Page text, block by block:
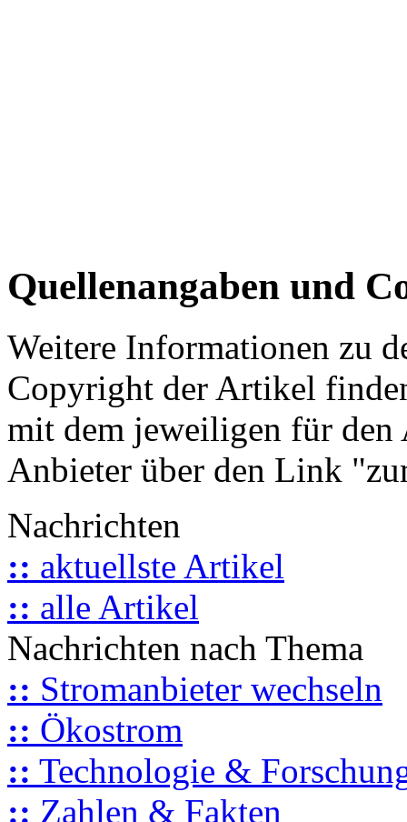
Quellenangaben und
Weitere Informationen zu
Copyright der Artikel
mit dem jeweiligen für
Anbieter über den Link
Nachrichten
:: aktuellste Artikel
:: alle Artikel
Nachrichten nach Thema
:: Stromanbieter wechseln
:: Ökostrom
:: Technologie &
:: Zahlen & Fakten